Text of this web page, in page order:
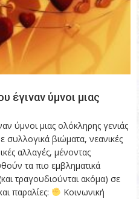
έγιναν ύμνοι μιας
ύμνοι μιας ολόκληρης γενιάς
συλλογικά βιώματα, νεανικές
αλλαγές, μένοντας
τα πιο εμβληματικά
τραγουδιούνται ακόμα) σε
παραλίες:
Κοινωνική